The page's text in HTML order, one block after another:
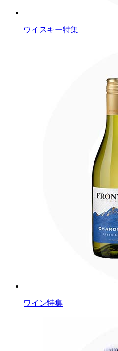
ウイスキー特集
ワイン特集